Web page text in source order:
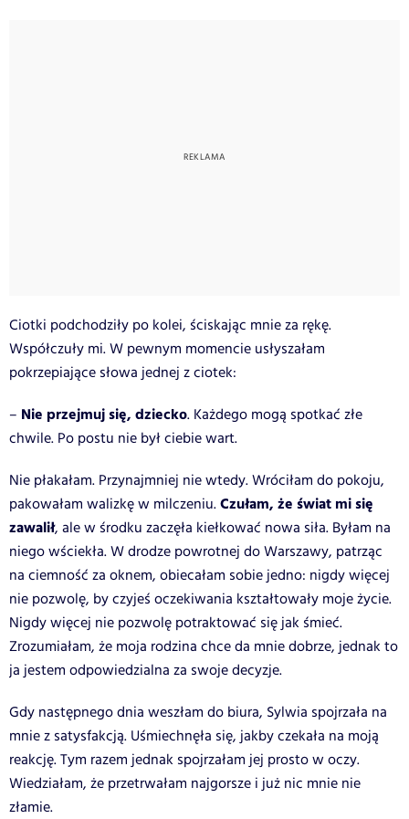
Ciotki podchodziły po kolei, ściskając mnie za rękę.
Współczuły mi. W pewnym momencie usłyszałam
pokrzepiające słowa jednej z ciotek:
– Nie przejmuj się, dziecko. Każdego mogą spotkać złe
chwile. Po postu nie był ciebie wart.
Nie płakałam. Przynajmniej nie wtedy. Wróciłam do pokoju,
pakowałam walizkę w milczeniu.Czułam, że świat mi się
zawalił, ale w środku zaczęła kiełkować nowa siła. Byłam na
niego wściekła. W drodze powrotnej do Warszawy, patrząc
na ciemność za oknem, obiecałam sobie jedno: nigdy więcej
nie pozwolę, by czyjeś oczekiwania kształtowały moje życie.
Nigdy więcej nie pozwolę potraktować się jak śmieć.
Zrozumiałam, że moja rodzina chce da mnie dobrze, jednak to
ja jestem odpowiedzialna za swoje decyzje.
Gdy następnego dnia weszłam do biura, Sylwia spojrzała na
mnie z satysfakcją. Uśmiechnęła się, jakby czekała na moją
reakcję. Tym razem jednak spojrzałam jej prosto w oczy.
Wiedziałam, że przetrwałam najgorsze i już nic mnie nie
złamie.